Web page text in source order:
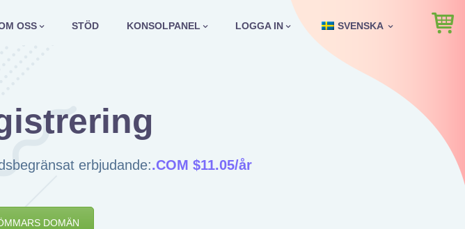
OSS STÖD KONSOLPANEL LOGGA IN SVENSKA
erbjudande:.COM $11.05/år
DOMÄN